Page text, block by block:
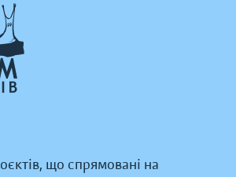
що спрямовані на